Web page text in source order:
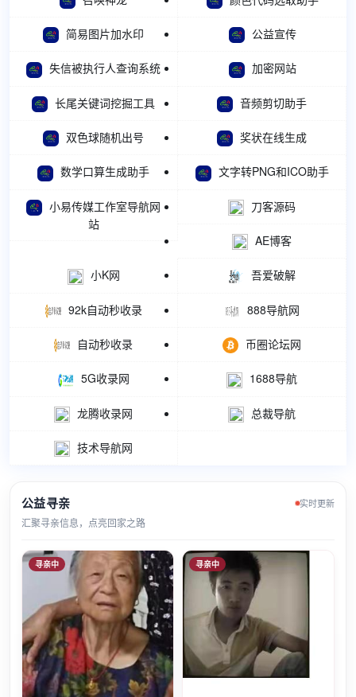
简易图片加水印 公益宣传
失信被执行人查询系统 加密网站
长尾关键词挖掘工具 音频剪切助手
双色球随机出号 奖状在线生成
数学口算生成助手 文字转PNG和ICO助手
小易传媒工作室导航网
站
刀客源码
AE博客
小K网 吾爱破解
92k自动秒收录 888导航网
自动秒收录 币圈论坛网
5G收录网 1688导航
龙腾收录网 总裁导航
技术导航网
公益寻亲 实时更新
汇聚寻亲信息，点亮回家之路
寻亲中 寻亲中